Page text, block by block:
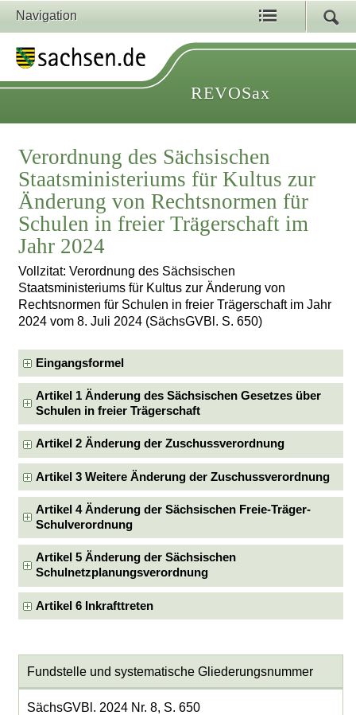
Navigation
REVOSax
Verordnung des Sächsischen
Staatsministeriums für Kultus zur
Änderung von Rechtsnormen für
Schulen in freier Trägerschaft im
Jahr 2024
Vollzitat: Verordnung des Sächsischen
Staatsministeriums für Kultus zur Änderung von
Rechtsnormen für Schulen in freier Trägerschaft im Jahr
2024 vom 8. Juli 2024 (SächsGVBl. S. 650)
Eingangsformel
Artikel 1 Änderung des Sächsischen Gesetzes über
Schulen in freier Trägerschaft
Artikel 2 Änderung der Zuschussverordnung
Artikel 3 Weitere Änderung der Zuschussverordnung
Artikel 4 Änderung der Sächsischen Freie-Träger-
Schulverordnung
Artikel 5 Änderung der Sächsischen
Schulnetzplanungsverordnung
Artikel 6 Inkrafttreten
Fundstelle und systematische Gliederungsnummer
SächsGVBl. 2024 Nr. 8, S. 650